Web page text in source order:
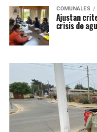
COMUNALES
Ajustan
crisis de